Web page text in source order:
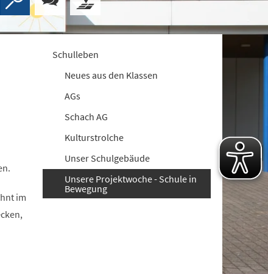
im
Schulleben
Neues aus den Klassen
AGs
Schach AG
Kulturstrolche
Unser Schulgebäude
Unsere Projektwoche - Schule in
Bewegung